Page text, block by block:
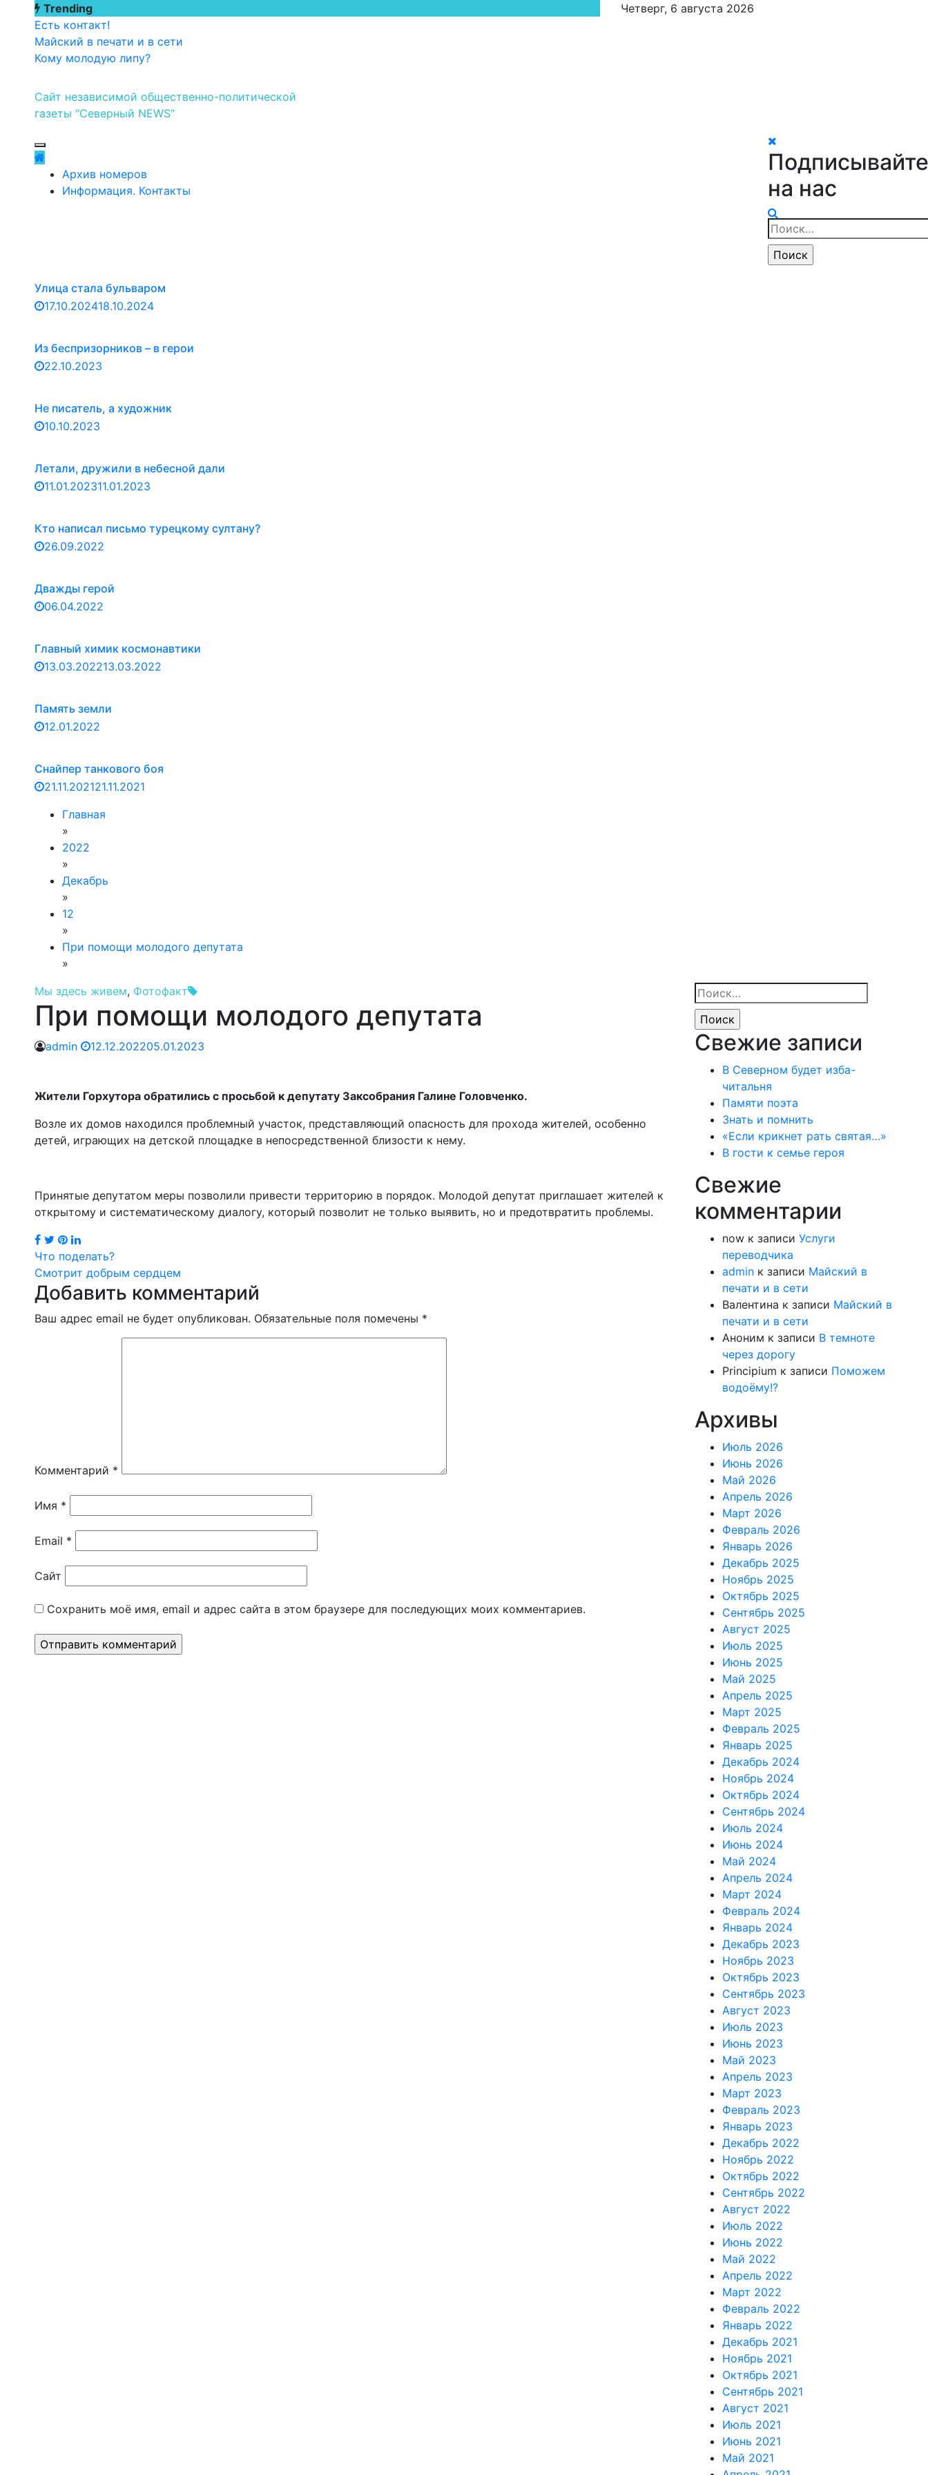
Перейти
содержимому
Trending
Есть контакт!
Майский в печати и в сети
Кому молодую липу?
Четверг, 6 августа 2026
Сайт независимой общественно-политической
газеты "Северный NEWS"
Архив номеров
Информация. Контакты
на нас
Найти:
Улица стала бульваром
17.10.202418.10.2024
Из беспризорников – в герои
22.10.2023
Не писатель, а художник
10.10.2023
Летали, дружили в небесной дали
11.01.202311.01.2023
Кто написал письмо турецкому султану?
26.09.2022
Дважды герой
06.04.2022
Главный химик космонавтики
13.03.202213.03.2022
Память земли
12.01.2022
Снайпер танкового боя
21.11.202121.11.2021
Главная
»
2022
»
Декабрь
»
12
»
При помощи молодого депутата
»
Мы здесь живем, Фотофакт
При помощи молодого депутата
admin 12.12.202205.01.2023
Жители Горхутора обратились с просьбой к депутату Заксобрания Галине Головченко.
Возле их домов находился проблемный участок, представляющий опасность для прохода жителей, особенно
детей, играющих на детской площадке в непосредственной близости к нему.
Принятые депутатом меры позволили привести территорию в порядок. Молодой депутат приглашает жителей к
открытому и систематическому диалогу, который позволит не только выявить, но и предотвратить проблемы.
Навигация
по
записям
Что поделать?
Смотрит добрым сердцем
Добавить комментарий
Ваш адрес email не будет опубликован. Обязательные поля помечены *
Комментарий *
Имя *
Email *
Сайт
Сохранить моё имя, email и адрес сайта в этом браузере для последующих моих комментариев.
Найти:
Свежие записи
В Северном будет изба-
читальня
Памяти поэта
Знать и помнить
«Если крикнет рать святая…»
В гости к семье героя
Свежие
комментарии
nowк записи Услуги
переводчика
adminк записи Майский в
печати и в сети
Валентина к записи Майский в
печати и в сети
Аноним к записи В темноте
через дорогу
Principium к записи Поможем
водоёму!?
Архивы
Июль 2026
Июнь 2026
Май 2026
Апрель 2026
Март 2026
Февраль 2026
Январь 2026
Декабрь 2025
Ноябрь 2025
Октябрь 2025
Сентябрь 2025
Август 2025
Июль 2025
Июнь 2025
Май 2025
Апрель 2025
Март 2025
Февраль 2025
Январь 2025
Декабрь 2024
Ноябрь 2024
Октябрь 2024
Сентябрь 2024
Июль 2024
Июнь 2024
Май 2024
Апрель 2024
Март 2024
Февраль 2024
Январь 2024
Декабрь 2023
Ноябрь 2023
Октябрь 2023
Сентябрь 2023
Август 2023
Июль 2023
Июнь 2023
Май 2023
Апрель 2023
Март 2023
Февраль 2023
Январь 2023
Декабрь 2022
Ноябрь 2022
Октябрь 2022
Сентябрь 2022
Август 2022
Июль 2022
Июнь 2022
Май 2022
Апрель 2022
Март 2022
Февраль 2022
Январь 2022
Декабрь 2021
Ноябрь 2021
Октябрь 2021
Сентябрь 2021
Август 2021
Июль 2021
Июнь 2021
Май 2021